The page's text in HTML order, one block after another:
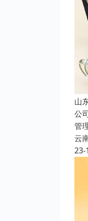
山
公
管
云
23-